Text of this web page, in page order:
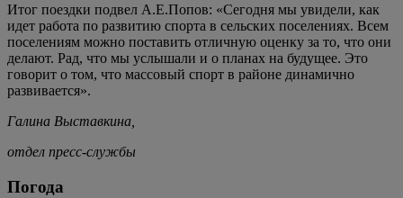
Итог поездки подвел А.Е.Попов: «Сегодня мы увидели, как
идет работа по развитию спорта в сельских поселениях. Всем
поселениям можно поставить отличную оценку за то, что они
делают. Рад, что мы услышали и о планах на будущее. Это
говорит о том, что массовый спорт в районе динамично
развивается».
Галина Выставкина,
отдел пресс-службы
Погода